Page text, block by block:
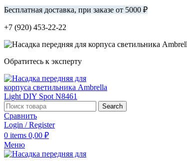
Бесплатная доставка, при заказе от 5000 ₽
+7 (920) 453-22-22
Обратитесь к эксперту
Search
Сравнить
Login / Register
0 items 0,00 ₽
Меню